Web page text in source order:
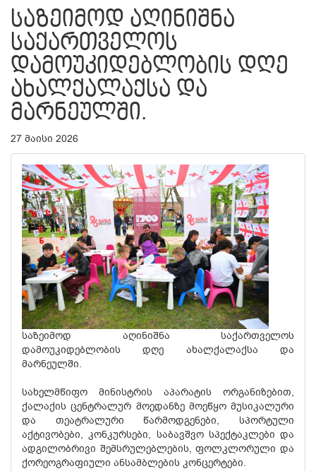
ᲡᲐᲖᲔᲘᲛᲝᲓ ᲐᲦᲘᲜᲘᲨᲜᲐ
ᲡᲐᲥᲐᲠᲗᲕᲔᲚᲝᲡ
ᲓᲐᲛᲝᲣᲙᲘᲓᲔᲑᲚᲝᲑᲘᲡ ᲓᲦᲔ
ᲐᲮᲐᲚᲥᲐᲚᲐᲥᲡᲐ ᲓᲐ
ᲛᲐᲠᲜᲔᲣᲚᲨᲘ.
27 მაისი 2026
საზეიმოდ აღინიშნა საქართველოს
დამოუკიდებლობის დღე ახალქალაქსა და
მარნეულში.
სახელმწიფო მინისტრის აპარატის ორგანიზებით,
ქალაქის ცენტრალურ მოედანზე მოეწყო მუსიკალური
და თეატრალური წარმოდგენები, სპორტული
აქტივობები, კონკურსები, საბავშვო სპექტაკლები და
ადგილობრივი შემსრულებლების, ფოლკლორული და
ქორეოგრაფიული ანსამბლების კონცერტები.